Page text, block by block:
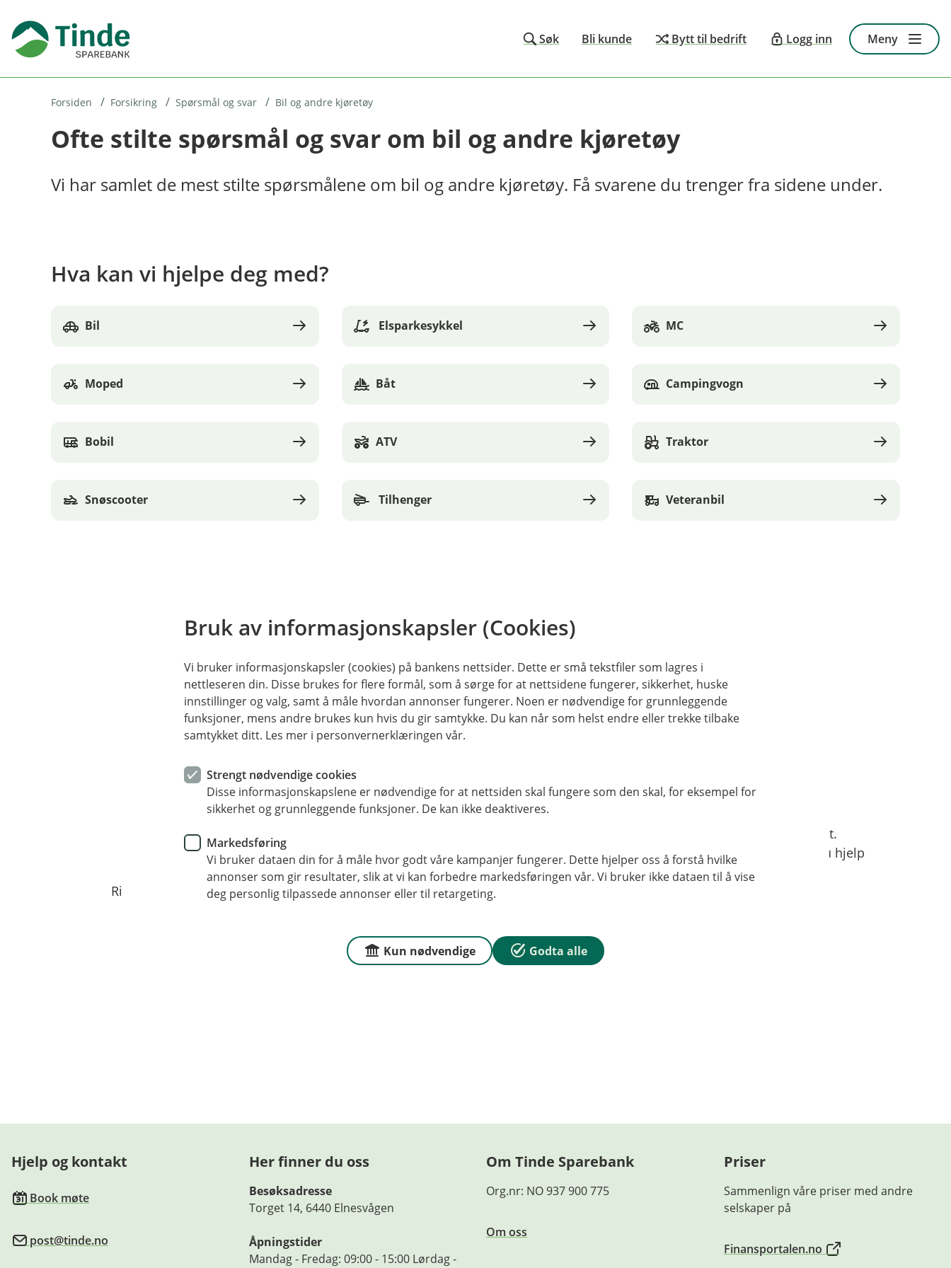
Søk Bli kunde Bytt til bedrift Logg inn Meny
Forsiden Forsikring Spørsmål og svar Bil og andre kjøretøy
Ofte stilte spørsmål og svar om bil og andre kjøretøy
Vi har samlet de mest stilte spørsmålene om bil og andre kjøretøy. Få svarene du trenger fra sidene under.
Hva kan vi hjelpe deg med?
Bil Elsparkesykkel MC
Moped Båt Campingvogn
Bobil ATV Traktor
Snøscooter Tilhenger Veteranbil
Veihjelp
Ring oss på telefon 62 51 83 88
Veihjelp i utlandet
Ring SOS International på telefon +47 22 22 77 06
Ved akutt sykdom eller alvorlig ulykke i utlandet.
SOS International har døgnåpen alarmsentral får du hjelp
uansett hvor du er i verden.
Hjelp og kontakt
Book møte
post@tinde.no
Her finner du oss
Besøksadresse
Torget 14, 6440 Elnesvågen
Åpningstider
Mandag - Fredag: 09:00 - 15:00 Lørdag -
Om Tinde Sparebank
Org.nr: NO 937 900 775
Om oss
Priser
Sammenlign våre priser med andre
selskaper på
Finansportalen.no
Bruk av informasjonskapsler (Cookies)
Vi bruker informasjonskapsler (cookies) på bankens nettsider. Dette er små tekstfiler som lagres i
nettleseren din. Disse brukes for flere formål, som å sørge for at nettsidene fungerer, sikkerhet, huske
innstillinger og valg, samt å måle hvordan annonser fungerer. Noen er nødvendige for grunnleggende
funksjoner, mens andre brukes kun hvis du gir samtykke. Du kan når som helst endre eller trekke tilbake
samtykket ditt. Les mer i personvernerklæringen vår.
Strengt nødvendige cookies
Disse informasjonskapslene er nødvendige for at nettsiden skal fungere som den skal, for eksempel for
sikkerhet og grunnleggende funksjoner. De kan ikke deaktiveres.
Markedsføring
Vi bruker dataen din for å måle hvor godt våre kampanjer fungerer. Dette hjelper oss å forstå hvilke
annonser som gir resultater, slik at vi kan forbedre markedsføringen vår. Vi bruker ikke dataen til å vise
deg personlig tilpassede annonser eller til retargeting.
Kun nødvendige Godta alle